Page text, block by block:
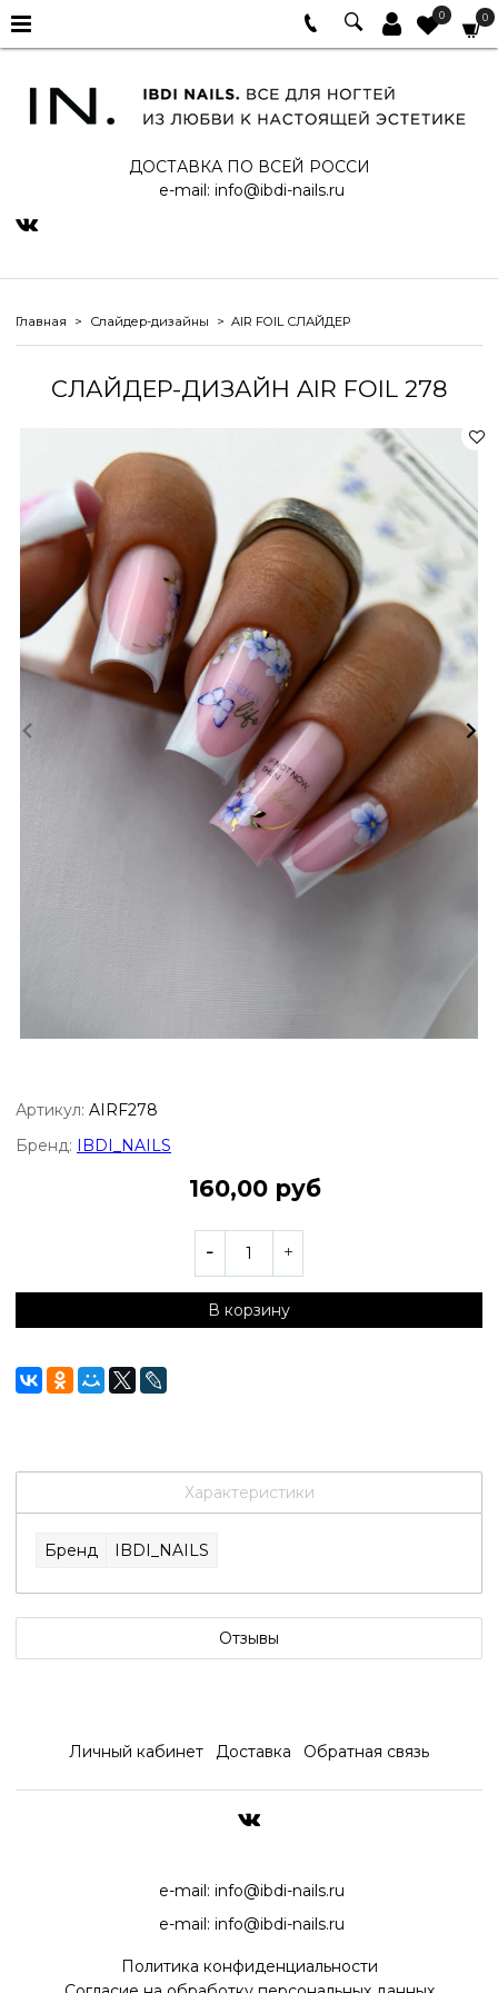
0 0
ДОСТАВКА ПО ВСЕЙ РОССИ
e-mail: info@ibdi-nails.ru
Главная Слайдер-дизайны AIR FOIL СЛАЙДЕР
СЛАЙДЕР-ДИЗАЙН AIR FOIL 278
Артикул: AIRF278
Бренд:
IBDI_NAILS
160,00 руб
В корзину
Характеристики
Бренд IBDI_NAILS
Отзывы
Личный кабинет Доставка Обратная связь
e-mail: info@ibdi-nails.ru
e-mail: info@ibdi-nails.ru
Политика конфиденциальности